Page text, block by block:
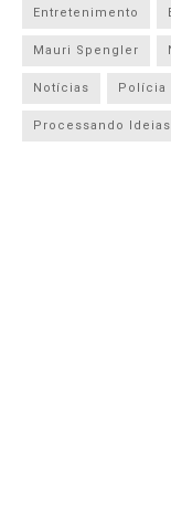
Entretenimento
Mauri Spengler
Notícias Polícia
Processando Ideias